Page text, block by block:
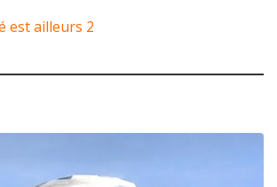
est ailleurs 2